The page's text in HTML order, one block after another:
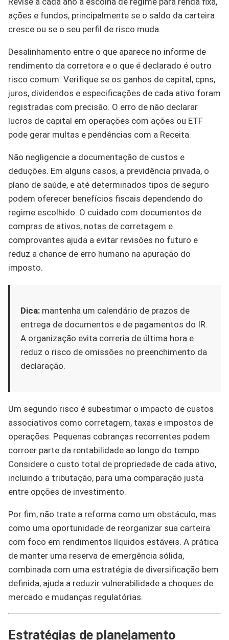
ações e fundos, principalmente se o saldo da carteira
cresce ou se o seu perfil de risco muda.
Desalinhamento entre o que aparece no informe de
rendimento da corretora e o que é declarado é outro
risco comum. Verifique se os ganhos de capital, cpns,
juros, dividendos e especificações de cada ativo foram
registradas com precisão. O erro de não declarar
lucros de capital em operações com ações ou ETF
pode gerar multas e pendências com a Receita.
Não negligencie a documentação de custos e
deduções. Em alguns casos, a previdência privada, o
plano de saúde, e até determinados tipos de seguro
podem oferecer benefícios fiscais dependendo do
regime escolhido. O cuidado com documentos de
compras de ativos, notas de corretagem e
comprovantes ajuda a evitar revisões no futuro e
reduz a chance de erro humano na apuração do
imposto.
Dica: mantenha um calendário de prazos de
entrega de documentos e de pagamentos do IR.
A organização evita correria de última hora e
reduz o risco de omissões no preenchimento da
declaração.
Um segundo risco é subestimar o impacto de custos
associativos como corretagem, taxas e impostos de
operações. Pequenas cobranças recorrentes podem
corroer parte da rentabilidade ao longo do tempo.
Considere o custo total de propriedade de cada ativo,
incluindo a tributação, para uma comparação justa
entre opções de investimento.
Por fim, não trate a reforma como um obstáculo, mas
como uma oportunidade de reorganizar sua carteira
com foco em rendimentos líquidos estáveis. A prática
de manter uma reserva de emergência sólida,
combinada com uma estratégia de diversificação bem
definida, ajuda a reduzir vulnerabilidade a choques de
mercado e mudanças regulatórias.
Estratégias de planejamento